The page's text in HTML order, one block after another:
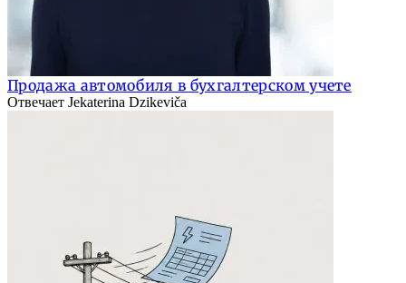
Продажа автомобиля в бухгалтерском учете
Отвечает Jekaterina Dzikeviča